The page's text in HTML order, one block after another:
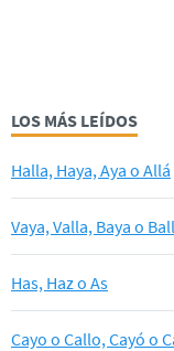
LOS MÁS LEÍDOS
Halla, Haya, Aya o Allá
Vaya, Valla, Baya o
Has, Haz o As
Cayo o Callo, Cayó o